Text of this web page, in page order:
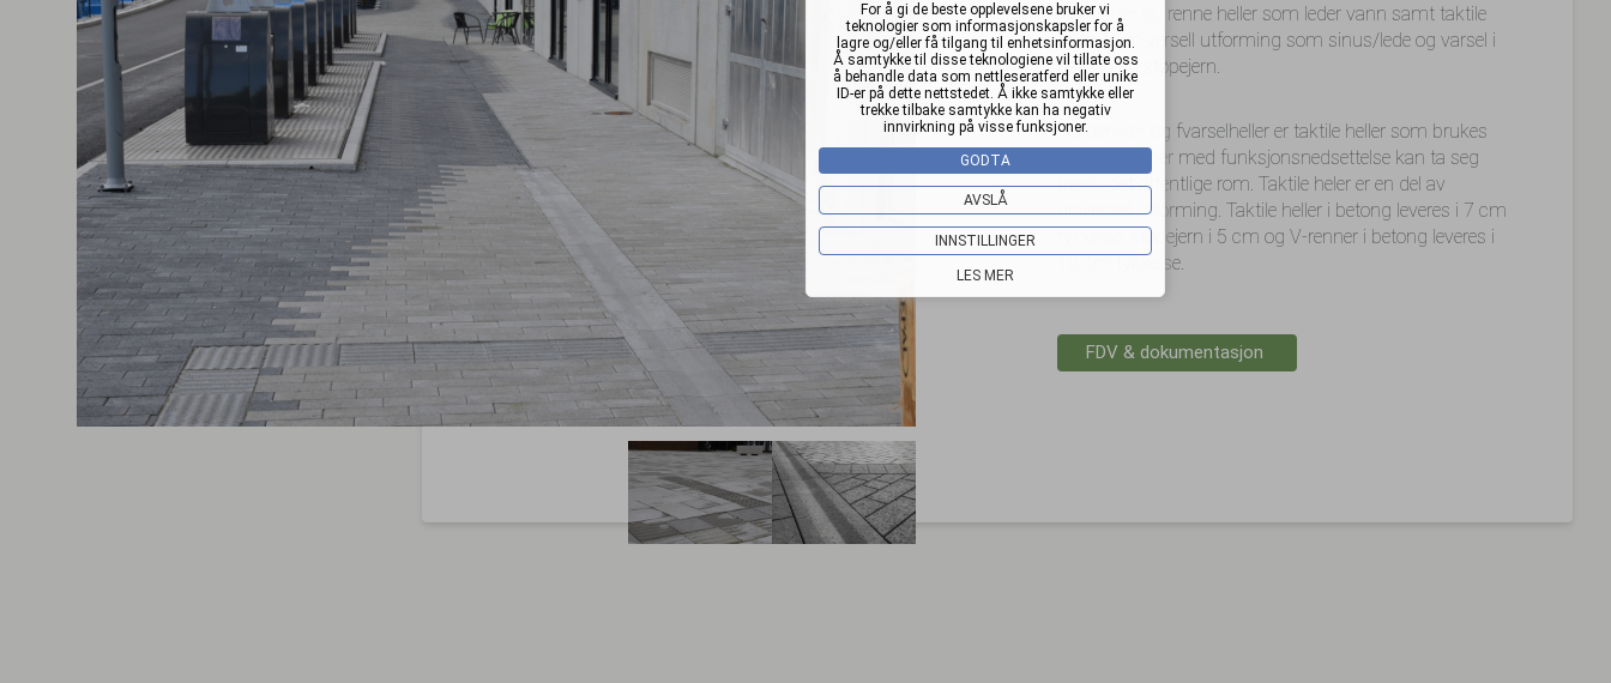
Her finner du renne heller som leder vann samt taktile
heller til universell utforming som sinus/lede og varsel i
betong og støpejern.
TLedeheller og fvarselheller er taktile heller som brukes
for at personer med funksjonsnedsettelse kan ta seg
frem i det offentlige rom. Taktile heler er en del av
universell utforming. Taktile heller i betong leveres i 7 cm
tykkelse, støpejern i 5 cm og V-renner i betong leveres i
10 cm tykkelse.
FDV & dokumentasjon
For å gi de beste opplevelsene bruker vi
teknologier som informasjonskapsler for å
lagre og/eller få tilgang til enhetsinformasjon.
Å samtykke til disse teknologiene vil tillate oss
å behandle data som nettleseratferd eller unike
ID-er på dette nettstedet. Å ikke samtykke eller
trekke tilbake samtykke kan ha negativ
innvirkning på visse funksjoner.
GODTA
AVSLÅ
INNSTILLINGER
LES MER